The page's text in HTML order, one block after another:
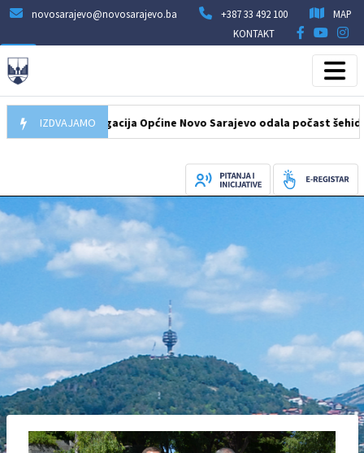
novosarajevo@novosarajevo.ba +387 33 492 100
MAP
KONTAKT
IZDVAJAMO
Delegacija Općine Novo Sarajevo odala počast šehidima i